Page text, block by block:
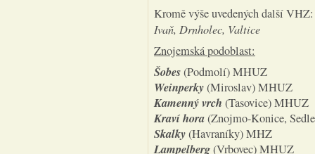
Kromě výše uvedených další
Ivaň, Drnholec, Valtice
Znojemská podoblast:
Šobes(Podmolí) MHUZ
Weinperky(Miroslav) MHUZ
Kamenný vrch (Tasovice) MHUZ
Kraví hora(Znojmo-Konice,
Skalky(Havraníky) MHZ
Lampelberg(Vrbovec) MHUZ